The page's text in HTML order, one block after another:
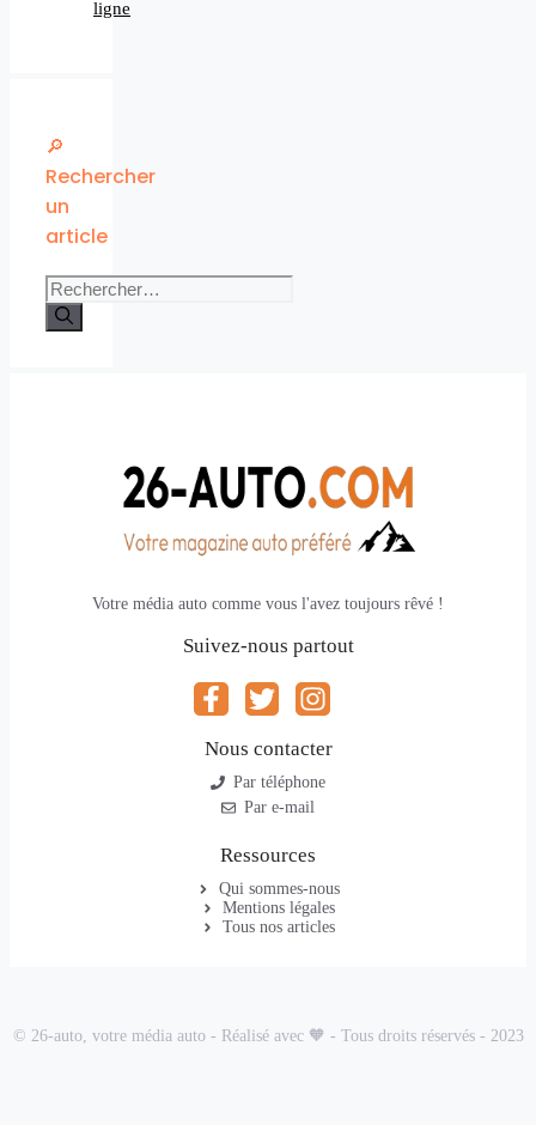
ligne
🔎
Rechercher
un
article
Rechercher :
Votre média auto comme vous l'avez toujours rêvé !
Suivez-nous partout
Nous contacter
Par téléphone
Par e-mail
Ressources
Qui sommes-nous
Mentions légales
Tous nos articles
© 26-auto, votre média auto - Réalisé avec 🧡 - Tous droits réservés - 2023